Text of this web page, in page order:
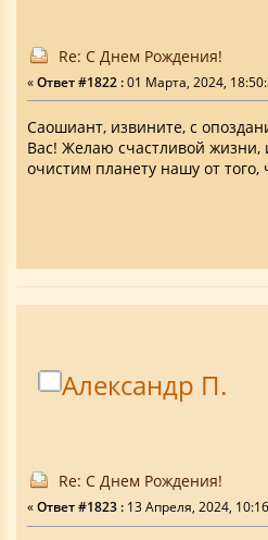
Re: С Днем Рождения!
«Ответ #1822 :01 Марта, 2024,
Саошиант, извините, с
Вас! Желаю счастливой жизни,
очистим планету нашу от того,
Александр П.
Re: С Днем Рождения!
«Ответ #1823 : 13 Апреля, 2024,